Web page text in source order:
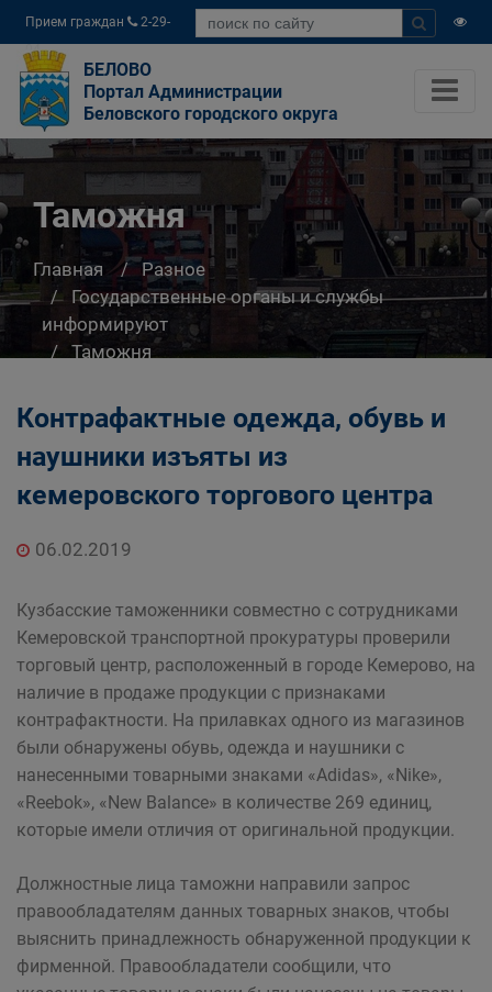
Прием граждан
2-29-
04
БЕЛОВО
Портал Администрации
Беловского городского округа
Таможня
Главная
Разное
Государственные органы и службы
информируют
Таможня
Контрафактные одежда, обувь и
наушники изъяты из
кемеровского торгового центра
06.02.2019
Кузбасские таможенники совместно с сотрудниками
Кемеровской транспортной прокуратуры проверили
торговый центр, расположенный в городе Кемерово, на
наличие в продаже продукции с признаками
контрафактности. На прилавках одного из магазинов
были обнаружены обувь, одежда и наушники с
нанесенными товарными знаками «Adidas», «Nike»,
«Reebok», «New Balance» в количестве 269 единиц,
которые имели отличия от оригинальной продукции.
Должностные лица таможни направили запрос
правообладателям данных товарных знаков, чтобы
выяснить принадлежность обнаруженной продукции к
фирменной. Правообладатели сообщили, что